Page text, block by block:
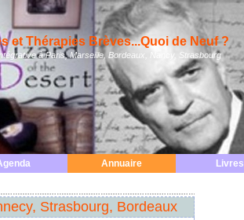
et Thérapies Brèves...Quoi de Neuf ?
à Paris, Marseille, Bordeaux, Nancy, Strasbourg
Annuaire Livres
Strasbourg, Bordeaux